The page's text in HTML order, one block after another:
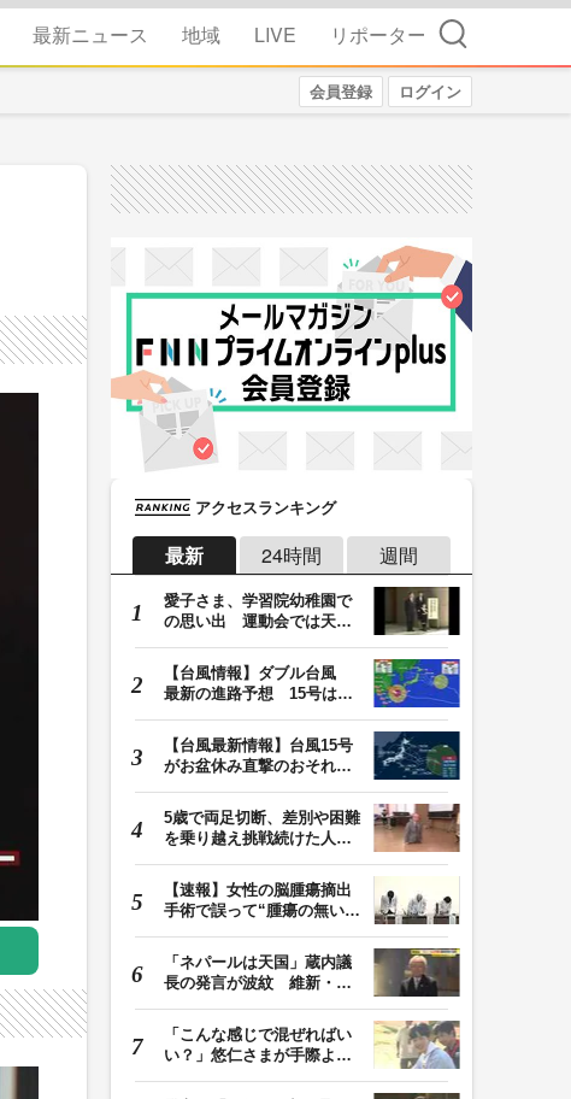
最新ニュース 地域 LIVE リポーター 検索
会員登録 ログイン
アクセスランキング
最新 24時間 週間
愛子さま、学習院幼稚園で
の思い出 運動会では天皇
【台風情報】ダブル台風
最新の進路予想 15号は北
【台風最新情報】台風15号
がお盆休み直撃のおそれ
5歳で両足切断、差別や困難
を乗り越え挑戦続けた人
【速報】女性の脳腫瘍摘出
手術で誤って“腫瘍の無い部
「ネパールは天国」蔵内議
長の発言が波紋 維新・吉
「こんな感じで混ぜればい
い？」悠仁さまが手際よく